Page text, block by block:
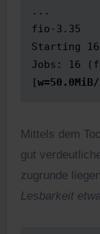
...
fio-3.35
Starting 16
Jobs: 16
[
Mittels dem
gut
zugrunde
Lesbarkeit